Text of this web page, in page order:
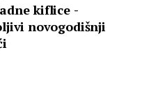
kiflice -
novogodišnji